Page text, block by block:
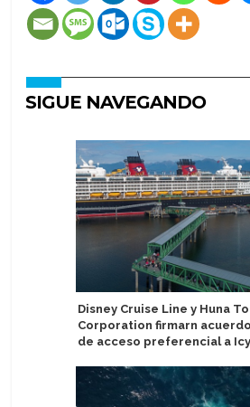
SIGUE NAVEGANDO
Disney Cruise Line y Huna
Corporation firmarn
de acceso preferencial a